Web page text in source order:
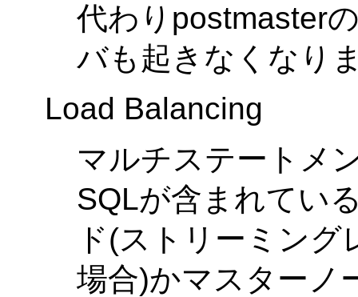
代わりpostmaster
バも起きなくなり
Load Balancing
マルチステートメ
SQLが含まれてい
ド(ストリーミン
場合)かマスターノ